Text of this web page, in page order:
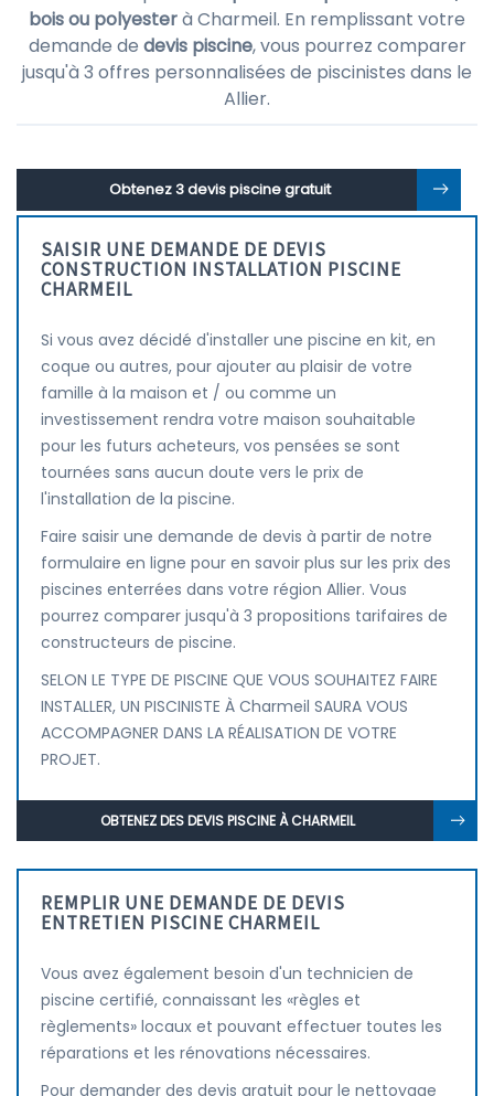
bois ou polyesterà Charmeil. En remplissant votre
demande de devis piscine, vous pourrez comparer
jusqu'à 3 offres personnalisées de piscinistes dans le
Allier.
Obtenez 3 devis piscine gratuit
SAISIR UNE DEMANDE DE DEVIS
CONSTRUCTION INSTALLATION PISCINE
CHARMEIL
Si vous avez décidé d'installer une piscine en kit, en
coque ou autres, pour ajouter au plaisir de votre
famille à la maison et / ou comme un
investissement rendra votre maison souhaitable
pour les futurs acheteurs, vos pensées se sont
tournées sans aucun doute vers le prix de
l'installation de la piscine.
Faire saisir une demande de devis à partir de notre
formulaire en ligne pour en savoir plus sur les prix des
piscines enterrées dans votre région Allier. Vous
pourrez comparer jusqu'à 3 propositions tarifaires de
constructeurs de piscine.
SELON LE TYPE DE PISCINE QUE VOUS SOUHAITEZ FAIRE
INSTALLER, UN PISCINISTE À Charmeil SAURA VOUS
ACCOMPAGNER DANS LA RÉALISATION DE VOTRE
PROJET.
OBTENEZ DES DEVIS PISCINE À CHARMEIL
REMPLIR UNE DEMANDE DE DEVIS
ENTRETIEN PISCINE CHARMEIL
Vous avez également besoin d'un technicien de
piscine certifié, connaissant les «règles et
règlements» locaux et pouvant effectuer toutes les
réparations et les rénovations nécessaires.
Pour demander des devis gratuit pour le nettoyage